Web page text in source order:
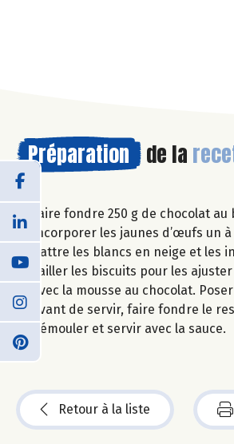
Préparation de la
Faire fondre 250 g de chocolat
Incorporer les jaunes d’œufs un
Battre les blancs en neige et les
Tailler les biscuits pour les
avec la mousse au chocolat.
Avant de servir, faire fondre le
démouler et servir avec la sauce.
Retour à la liste